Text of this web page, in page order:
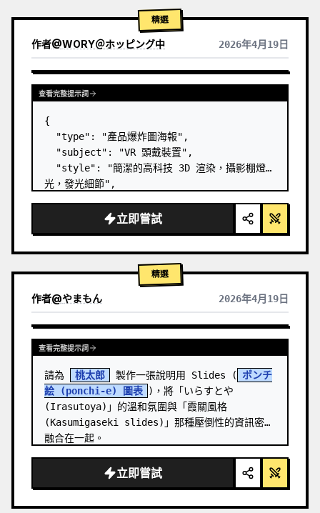
精選
作者@WORY＠ホッピング中 2026年4月19日
查看完整提示詞
{
  "type": "產品爆炸圖海報",
  "subject": "VR 頭戴裝置",
  "style": "簡潔的高科技 3D 渲染，攝影棚燈
光，發光細節",
  "header": {
    "logo": "∞
Meta Quest 3 ",
立即嘗試
精選
作者@やまもん 2026年4月19日
查看其他模型的結果
查看完整提示詞
請為 桃太郎 製作一張說明用 Slides (
ポンチ
絵 (ponchi-e) 圖表 )，將「いらすとや
(Irasutoya)」的溫和氛圍與「霞關風格
(Kasumigaseki slides)」那種壓倒性的資訊密度
融合在一起。
立即嘗試